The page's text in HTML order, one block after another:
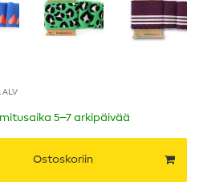
ALV
5–7 arkipäivää
Ostoskoriin